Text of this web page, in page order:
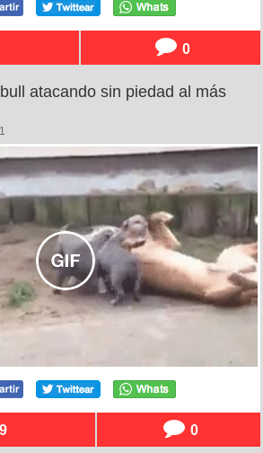
0
atacando sin piedad al más
0